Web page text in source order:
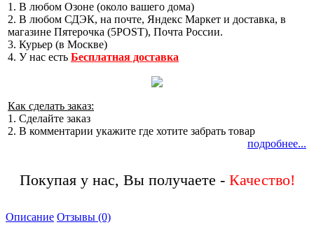
1. В любом Озоне (около вашего дома)
2. В любом СДЭК, на почте, Яндекс Маркет и доставка, в
магазине Пятерочка (5POST), Почта России.
3. Курьер (в Москве)
4. У нас есть Бесплатная доставка
Как сделать заказ:
1. Сделайте заказ
2. В комментарии укажите где хотите забрать товар
подробнее...
Покупая у нас, Вы получаете -
Описание Отзывы (0)